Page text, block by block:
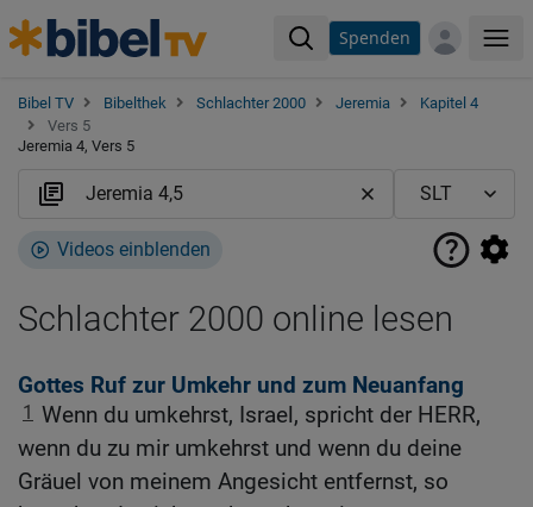
Spenden
Bibel TV Bibelthek Schlachter 2000 Jeremia
Kapitel 4
Vers 5
Jeremia 4, Vers 5
Videos einblenden
Schlachter 2000 online lesen
Gottes Ruf zur Umkehr und zum Neuanfang
1 Wenn du umkehrst, Israel, spricht der HERR,
wenn du zu mir umkehrst und wenn du deine
Gräuel von meinem Angesicht entfernst, so